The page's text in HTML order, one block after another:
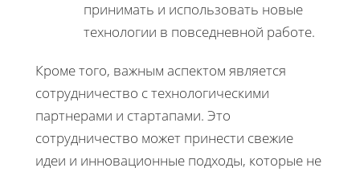
принимать и использовать новые
технологии в повседневной работе.
Кроме того, важным аспектом является
сотрудничество с технологическими
партнерами и стартапами. Это
сотрудничество может принести свежие
идеи и инновационные подходы, которые не